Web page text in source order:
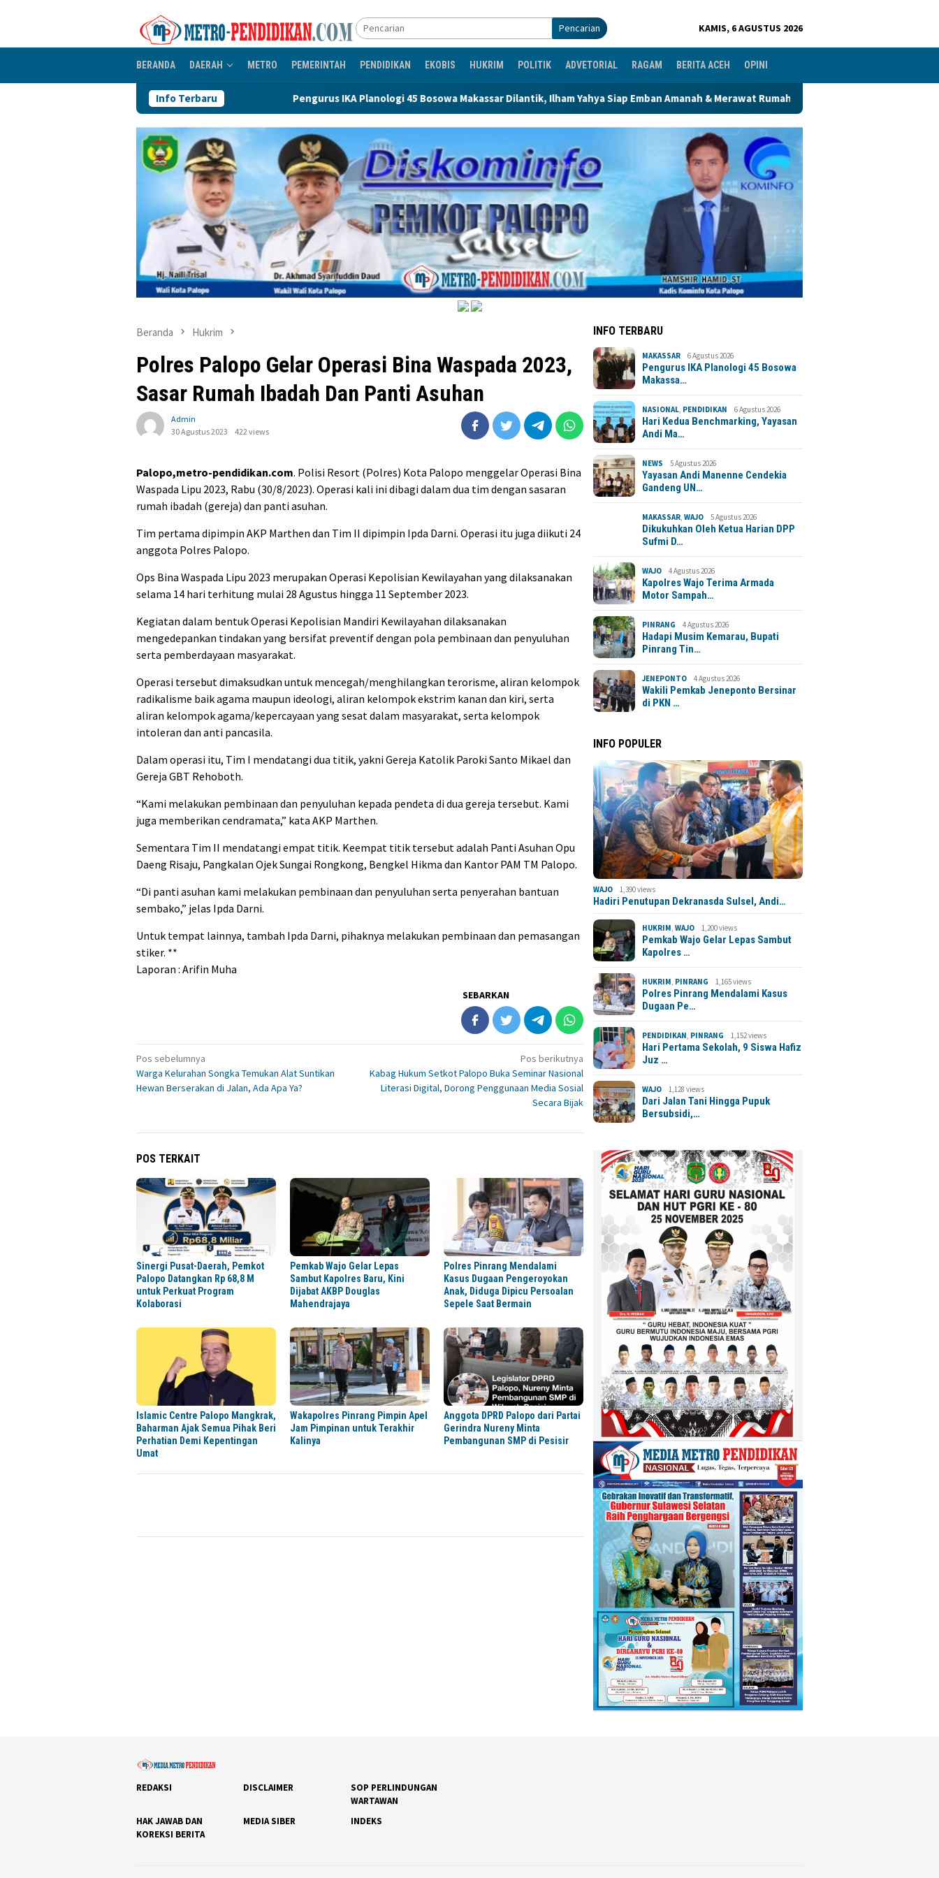
Pencarian KAMIS, 6 AGUSTUS 2026
BERANDA DAERAH METRO PEMERINTAH PENDIDIKAN EKOBIS HUKRIM POLITIK ADVETORIAL RAGAM BERITA ACEH OPINI
Info TerbaruPengurus IKA Planologi 45 Bosowa Makassar Dilantik, Ilham Yahya Siap Emban Amanah & Merawat Rumah Bersama Alumni PWK
Beranda Hukrim
Polres Palopo Gelar Operasi Bina Waspada 2023,
Sasar Rumah Ibadah Dan Panti Asuhan
Admin
30 Agustus 2023
422 views
Palopo,metro-pendidikan.com. Polisi Resort (Polres) Kota Palopo menggelar Operasi Bina
Waspada Lipu 2023, Rabu (30/8/2023). Operasi kali ini dibagi dalam dua tim dengan sasaran
rumah ibadah (gereja) dan panti asuhan.
Tim pertama dipimpin AKP Marthen dan Tim II dipimpin Ipda Darni. Operasi itu juga diikuti 24
anggota Polres Palopo.
Ops Bina Waspada Lipu 2023 merupakan Operasi Kepolisian Kewilayahan yang dilaksanakan
selama 14 hari terhitung mulai 28 Agustus hingga 11 September 2023.
Kegiatan dalam bentuk Operasi Kepolisian Mandiri Kewilayahan dilaksanakan
mengedepankan tindakan yang bersifat preventif dengan pola pembinaan dan penyuluhan
serta pemberdayaan masyarakat.
Operasi tersebut dimaksudkan untuk mencegah/menghilangkan terorisme, aliran kelompok
radikalisme baik agama maupun ideologi, aliran kelompok ekstrim kanan dan kiri, serta
aliran kelompok agama/kepercayaan yang sesat dalam masyarakat, serta kelompok
intoleran dan anti pancasila.
Dalam operasi itu, Tim I mendatangi dua titik, yakni Gereja Katolik Paroki Santo Mikael dan
Gereja GBT Rehoboth.
“Kami melakukan pembinaan dan penyuluhan kepada pendeta di dua gereja tersebut. Kami
juga memberikan cendramata,” kata AKP Marthen.
Sementara Tim II mendatangi empat titik. Keempat titik tersebut adalah Panti Asuhan Opu
Daeng Risaju, Pangkalan Ojek Sungai Rongkong, Bengkel Hikma dan Kantor PAM TM Palopo.
“Di panti asuhan kami melakukan pembinaan dan penyuluhan serta penyerahan bantuan
sembako,” jelas Ipda Darni.
Untuk tempat lainnya, tambah Ipda Darni, pihaknya melakukan pembinaan dan pemasangan
stiker. **
Laporan : Arifin Muha
SEBARKAN
Navigasi
pos
Pos sebelumnya
Warga Kelurahan Songka Temukan Alat Suntikan
Hewan Berserakan di Jalan, Ada Apa Ya?
Pos berikutnya
Kabag Hukum Setkot Palopo Buka Seminar Nasional
Literasi Digital, Dorong Penggunaan Media Sosial
Secara Bijak
POS TERKAIT
Sinergi Pusat-Daerah, Pemkot
Palopo Datangkan Rp 68,8 M
untuk Perkuat Program
Kolaborasi
Pemkab Wajo Gelar Lepas
Sambut Kapolres Baru, Kini
Dijabat AKBP Douglas
Mahendrajaya
Polres Pinrang Mendalami
Kasus Dugaan Pengeroyokan
Anak, Diduga Dipicu Persoalan
Sepele Saat Bermain
Islamic Centre Palopo Mangkrak,
Baharman Ajak Semua Pihak Beri
Perhatian Demi Kepentingan
Umat
Wakapolres Pinrang Pimpin Apel
Jam Pimpinan untuk Terakhir
Kalinya
Anggota DPRD Palopo dari Partai
Gerindra Nureny Minta
Pembangunan SMP di Pesisir
INFO TERBARU
MAKASSAR 6 Agustus 2026
Pengurus IKA Planologi 45 Bosowa
Makassa…
NASIONAL, PENDIDIKAN 6 Agustus 2026
Hari Kedua Benchmarking, Yayasan
Andi Ma…
NEWS 5 Agustus 2026
Yayasan Andi Manenne Cendekia
Gandeng UN…
MAKASSAR,WAJO 5 Agustus 2026
Dikukuhkan Oleh Ketua Harian DPP
Sufmi D…
WAJO 4 Agustus 2026
Kapolres Wajo Terima Armada
Motor Sampah…
PINRANG 4 Agustus 2026
Hadapi Musim Kemarau, Bupati
Pinrang Tin…
JENEPONTO 4 Agustus 2026
Wakili Pemkab Jeneponto Bersinar
di PKN …
INFO POPULER
WAJO 1,390 views
Hadiri Penutupan Dekranasda Sulsel, Andi…
HUKRIM ,WAJO 1,200 views
Pemkab Wajo Gelar Lepas Sambut
Kapolres …
HUKRIM PINRANG 1,165 views
Polres Pinrang Mendalami Kasus
Dugaan Pe…
PENDIDIKAN PINRANG 1,152 views
Hari Pertama Sekolah, 9 Siswa Hafiz
Juz …
WAJO 1,128 views
Dari Jalan Tani Hingga Pupuk
Bersubsidi,…
REDAKSI DISCLAIMER
SOP PERLINDUNGAN
WARTAWAN
HAK JAWAB DAN
KOREKSI BERITA
MEDIA SIBER INDEKS